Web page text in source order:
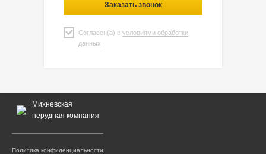
Заказать звонок
Согласен(а) с условиями обработки
данных
Михневская
нерудная компания
Политика конфиденциальности